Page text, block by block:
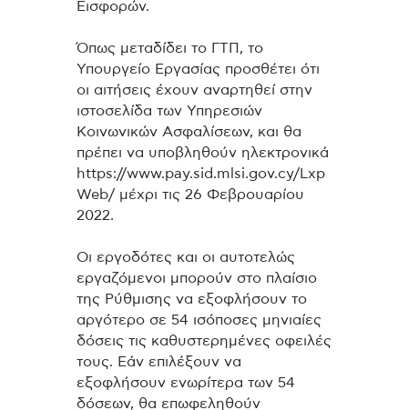
Εισφορών.
Όπως μεταδίδει το ΓΤΠ, το
Υπουργείο Εργασίας προσθέτει ότι
οι αιτήσεις έχουν αναρτηθεί στην
ιστοσελίδα των Υπηρεσιών
Κοινωνικών Ασφαλίσεων, και θα
πρέπει να υποβληθούν ηλεκτρονικά
https://www.pay.sid.mlsi.gov.cy/Lxp
Web/ μέχρι τις 26 Φεβρουαρίου
2022.
Οι εργοδότες και οι αυτοτελώς
εργαζόμενοι μπορούν στο πλαίσιο
της Ρύθμισης να εξοφλήσουν το
αργότερο σε 54 ισόποσες μηνιαίες
δόσεις τις καθυστερημένες οφειλές
τους. Εάν επιλέξουν να
εξοφλήσουν ενωρίτερα των 54
δόσεων, θα επωφεληθούν